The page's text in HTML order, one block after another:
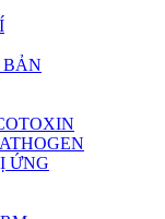
BẢN
ỨNG